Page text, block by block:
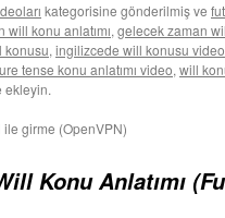
kategorisine gönderilmiş ve
konu anlatımı, gelecek zaman
konusu, ingilizcede will konusu video
tense konu anlatımı video, will
ekleyin.
ile girme (OpenVPN)
Konu Anlatımı